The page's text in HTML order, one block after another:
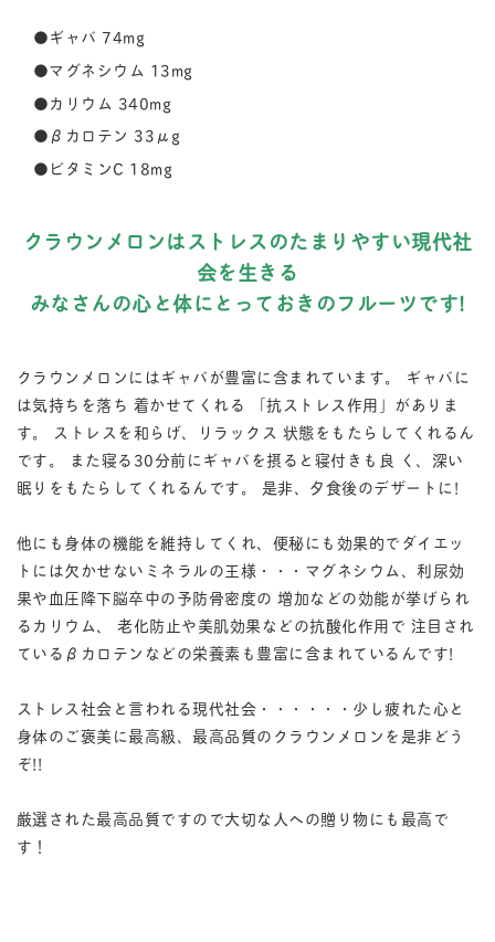
●ギャバ 74mg
●マグネシウム 13mg
●カリウム 340mg
●βカロテン 33μg
●ビタミンC 18mg
クラウンメロンはストレスのたまりやすい現代社
会を生きる
みなさんの心と体にとっておきのフルーツです!
クラウンメロンにはギャバが豊富に含まれています。 ギャバに
は気持ちを落ち 着かせてくれる 「抗ストレス作用」がありま
す。 ストレスを和らげ、リラックス 状態をもたらしてくれるん
です。 また寝る30分前にギャバを摂ると寝付きも良 く、深い
眠りをもたらしてくれるんです。 是非、夕食後のデザートに!
他にも身体の機能を維持してくれ、便秘にも効果的でダイエッ
トには欠かせないミネラルの王様・・・マグネシウム、利尿効
果や血圧降下脳卒中の予防骨密度の 増加などの効能が挙げられ
るカリウム、 老化防止や美肌効果などの抗酸化作用で 注目され
ているβカロテンなどの栄養素も豊富に含まれているんです!
ストレス社会と言われる現代社会・・・・・・少し疲れた心と
身体のご褒美に最高級、最高品質のクラウンメロンを是非どう
ぞ!!
厳選された最高品質ですので大切な人への贈り物にも最高で
す！